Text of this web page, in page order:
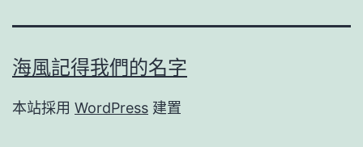
海風記得我們的名字
本站採用 WordPress 建置